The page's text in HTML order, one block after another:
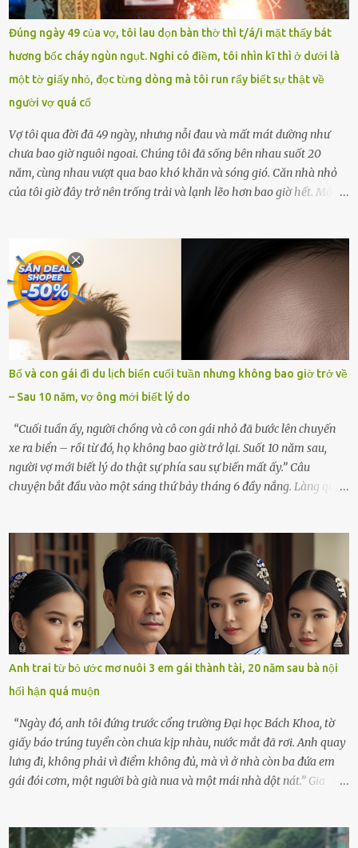
năm thứ 24. Quá trình giáo dục, học sinh Chu Ngọc Quang Vinh đã
nhận thức được nội dung bài viết của bản thân trên mạng xã hội
ngày 1.9 là chưa phù hợp nên đã chủ động gỡ bài viết và đăng bài
xin lỗi trên trang Facebook cá nhân. Chu Ngọc Quang Vinh làm việc
với cơ quan chức năng. Ảnh: Đơn vị cung...
Đúng ngày 49 của vợ, tôi lau dọn bàn thờ thì t/á/i mặt thấy bát
hương bốc cháy ngùn ngụt. Nghi có điềm, tôi nhìn kĩ thì ở dưới là
một tờ giấy nhỏ, đọc từng dòng mà tôi run rẩy biết sự thật về
người vợ quá cố
Vợ tôi qua đời đã 49 ngày, nhưng nỗi đau và mất mát dường như
chưa bao giờ nguôi ngoai. Chúng tôi đã sống bên nhau suốt 20
năm, cùng nhau vượt qua bao khó khăn và sóng gió. Căn nhà nhỏ
của tôi giờ đây trở nên trống trải và lạnh lẽo hơn bao giờ hết. Mỗi
rơi vào khoảng trống vô tận, chẳng còn muốn làm gì ngoài việc
ngồi lặng lẽ nhớ về cô ấy. Nhưng cuộc sống không cho phép tôi mãi
chìm đắm trong đau khổ. Họ hàng, bạn bè và những người thân
thiết đã đến bên, giúp tôi tổ chức tang lễ chu toàn. Và hôm nay là
ngày giỗ đầu tiên của vợ, 49 ngày sau khi cô ấy rời xa tôi mãi
mãi.Buổi sáng hôm đó, sau khi cúng cơm xong, tôi quyết định lên
sắp xếp lại bàn thờ vợ. Mọi thứ vẫn như mọi ngày, nhưng có điều gì
đó kỳ lạ mà tôi không thể giải thích được. Trong khoảnh khắc tôi
cúi xuống lau chùi bát hương, một luồng gió lạ thoáng qua, khiến
tôi giật mình. Và rồi, một chuyện kinh...
Bố và con gái đi du lịch biển cuối tuần nhưng không bao giờ trở về
– Sau 10 năm, vợ ông mới biết lý do
“Cuối tuần ấy, người chồng và cô con gái nhỏ đã bước lên chuyến
xe ra biển – rồi từ đó, họ không bao giờ trở lại. Suốt 10 năm sau,
người vợ mới biết lý do thật sự phía sau sự biến mất ấy.” Câu
chuyện bắt đầu vào một sáng thứ bảy tháng 6 đầy nắng. Làng quê
không kém. Ông Minh, vốn là một người đàn ông điềm đạm, ít nói,
hôm ấy lại đặc biệt vui vẻ. Ông chuẩn bị hành lý cho chuyến đi biển
cùng cô con gái 8 tuổi tên Thảo. “Em ở nhà nghỉ ngơi nhé, anh đưa
con đi biển hai ngày, để nó được ngắm sóng, nghịch cát. Về chắc nó
sẽ kể cho em nghe cả tuần không hết chuyện.” – Ông Minh cười
hiền, vuốt tóc vợ. Bà Hạnh nhìn chồng và con gái ríu rít chuẩn bị mà
lòng cũng rộn ràng. Bà vốn ít có dịp đi xa vì còn bận buôn bán ở chợ,
nên lần này cũng đành ở nhà. Thảo ôm chầm lấy mẹ trước khi đi:
“Con sẽ nhặt thật nhiều vỏ sò cho mẹ nhé!” Chiếc xe khách lăn
bánh rời khỏi bến...
Anh trai từ bỏ ước mơ nuôi 3 em gái thành tài, 20 năm sau bà nội
hối hận quá muộn
“Ngày đó, anh tôi đứng trước cổng trường Đại học Bách Khoa, tờ
giấy báo trúng tuyển còn chưa kịp nhàu, nước mắt đã rơi. Anh quay
lưng đi, không phải vì điểm không đủ, mà vì ở nhà còn ba đứa em
gái đói cơm, một người bà già nua và một mái nhà dột nát.” Gia
có tin tức. Mọi gánh nặng đổ dồn lên đôi vai gầy guộc của bà nội –